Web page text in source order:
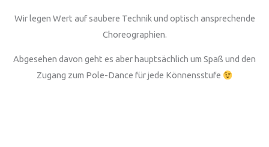
Wir legen Wert auf saubere Technik und optisch ansprechende
Choreographien.
Abgesehen davon geht es aber hauptsächlich um Spaß und den
Zugang zum Pole-Dance für jede Könnensstufe